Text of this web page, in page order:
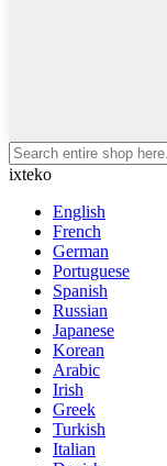
ixteko
English
French
German
Portuguese
Spanish
Russian
Japanese
Korean
Arabic
Irish
Greek
Turkish
Italian